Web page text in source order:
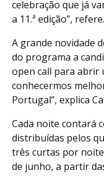
celebração que já
a 11.ª edição”, refere.
A grande novidade
do programa a
open call para abrir
conhecermos
Portugal”, explica
Cada noite contará
distribuídas pelos
três curtas por
de junho, a partir